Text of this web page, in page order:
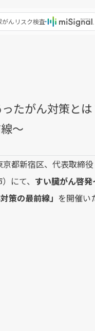
がんリスク検査
たがん対策と
〜
都新宿区、代表取締
にて、 すい臓がん啓
策の最前線」 を開催い